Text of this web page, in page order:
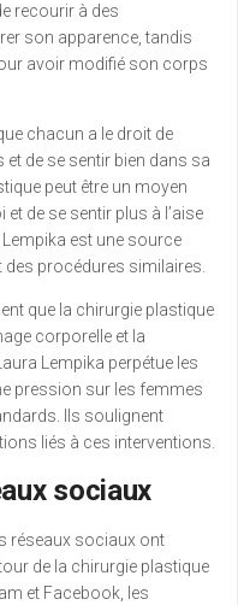
recourir à des
son apparence, tandis
avoir modifié son corps
chacun a le droit de
et de se sentir bien dans sa
peut être un moyen
de se sentir plus à l’aise
est une source
des procédures similaires.
que la chirurgie plastique
corporelle et la
Lempika perpétue les
pression sur les femmes
Ils soulignent
liés à ces interventions.
sociaux
réseaux sociaux ont
de la chirurgie plastique
et Facebook, les